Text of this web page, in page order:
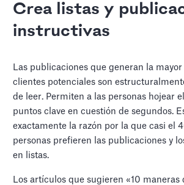
Crea listas y
instructivas
Las publicaciones que generan la
clientes potenciales son
de leer. Permiten a las personas hojear
puntos clave en cuestión de segundos.
exactamente la razón por la que casi el
personas prefieren las publicaciones y
en listas.
Los artículos que sugieren «10 maneras